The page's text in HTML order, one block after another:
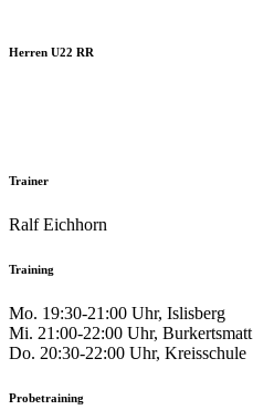
Herren U22 RR
Trainer
Ralf Eichhorn
Training
Mo. 19:30-21:00 Uhr, Islisberg
Mi. 21:00-22:00 Uhr, Burkertsmatt
Do. 20:30-22:00 Uhr, Kreisschule
Probetraining